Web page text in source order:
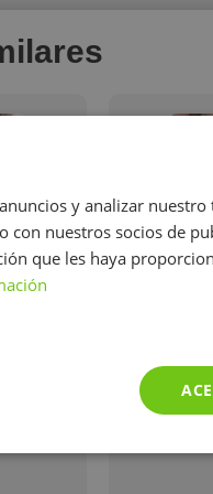
y
y analizar nuestro
con nuestros socios de
que les haya